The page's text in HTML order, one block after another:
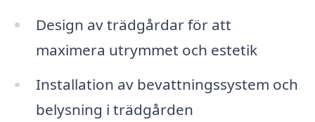
Design av trädgårdar för att
maximera utrymmet och estetik
Installation av bevattningssystem och
belysning i trädgården